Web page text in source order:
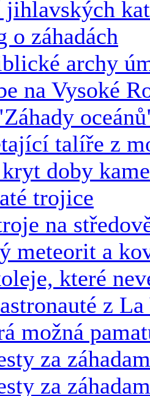
jihlavských
o záhadách
archy
na Vysoké
talíře z
doby
trojice
na
meteorit a
které
z La
možná
za
za